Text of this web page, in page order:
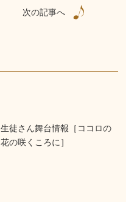
次の記事へ
生徒さん舞台情報［ココロの
花の咲くころに］